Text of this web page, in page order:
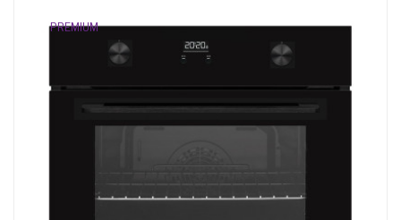
PREMIUM